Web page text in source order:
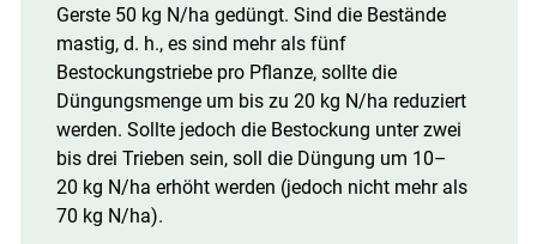
Gerste 50 kg N/​ha gedüngt. Sind die Bestände
mastig, d. h., es sind mehr als fünf
Bestockungstriebe pro Pflanze, sollte die
Düngungsmenge um bis zu 20 kg N/​ha reduziert
werden. Sollte jedoch die Bestockung unter zwei
bis drei Trieben sein, soll die Düngung um 10–
20 kg N/​ha erhöht werden (jedoch nicht mehr als
70 kg N/​ha).